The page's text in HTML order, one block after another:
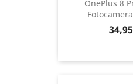
OnePlus 8